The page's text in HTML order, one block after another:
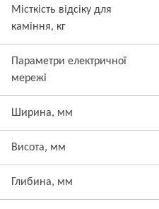
Місткість відсіку для
каміння, кг
Параметри електричної
мережі
Ширина, мм
Висота, мм
Глибина, мм